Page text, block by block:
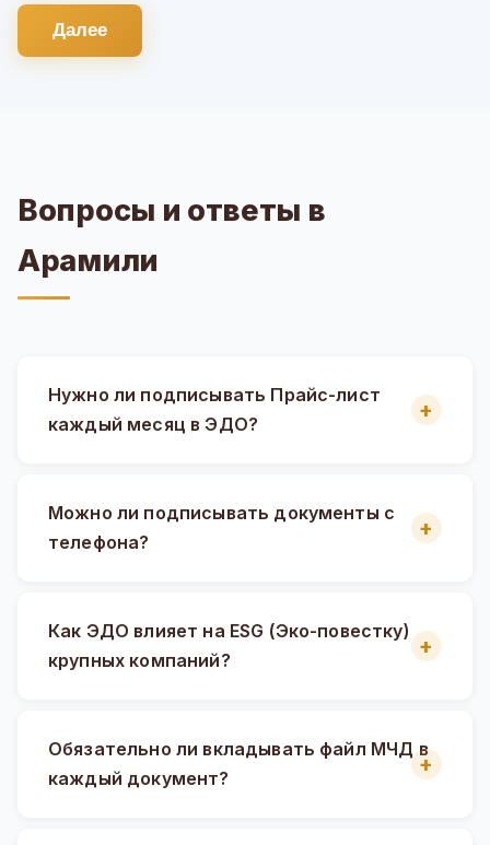
Далее
Вопросы и ответы в
Арамили
Нужно ли подписывать Прайс-лист
каждый месяц в ЭДО?
Можно ли подписывать документы с
телефона?
Как ЭДО влияет на ESG (Эко-повестку)
крупных компаний?
Обязательно ли вкладывать файл МЧД в
каждый документ?